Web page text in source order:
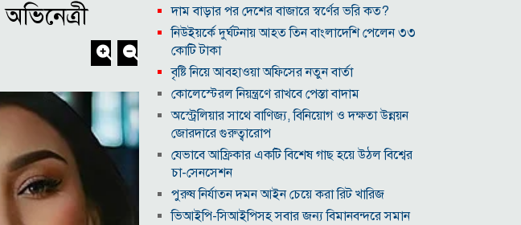
দাম বাড়ার পর দেশের বাজারে স্বর্ণের ভরি কত?
নিউইয়র্কে দুর্ঘটনায় আহত তিন বাংলাদেশি পেলেন ৩৩
কোটি টাকা
বৃষ্টি নিয়ে আবহাওয়া অফিসের নতুন বার্তা
কোলেস্টেরল নিয়ন্ত্রণে রাখবে পেস্তা বাদাম
অস্ট্রেলিয়ার সাথে বাণিজ্য, বিনিয়োগ ও দক্ষতা উন্নয়ন
জোরদারে গুরুত্বারোপ
যেভাবে আফ্রিকার একটি বিশেষ গাছ হয়ে উঠল বিশ্বের
চা-সেনসেশন
পুরুষ নির্যাতন দমন আইন চেয়ে করা রিট খারিজ
ভিআইপি-সিআইপিসহ সবার জন্য বিমানবন্দরে সমান